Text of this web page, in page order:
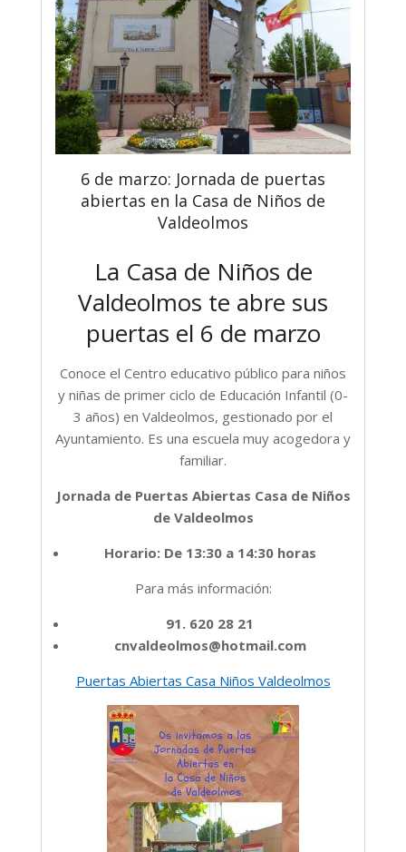
6 de marzo: Jornada de puertas
abiertas en la Casa de Niños de
Valdeolmos
La Casa de Niños de
Valdeolmos te abre sus
puertas el 6 de marzo
Conoce el Centro educativo público para niños
y niñas de primer ciclo de Educación Infantil (0-
3 años) en Valdeolmos, gestionado por el
Ayuntamiento. Es una escuela muy acogedora y
familiar.
Jornada de Puertas Abiertas Casa de Niños
de Valdeolmos
Horario: De 13:30 a 14:30 horas
Para más información:
91. 620 28 21
cnvaldeolmos@hotmail.com
Puertas Abiertas Casa Niños Valdeolmos